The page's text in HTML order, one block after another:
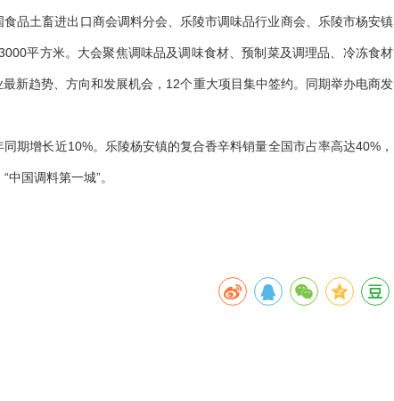
品土畜进出口商会调料分会、乐陵市调味品行业商会、乐陵市杨安镇
平方米。大会聚焦调味品及调味食材、预制菜及调理品、冷冻食材
新趋势、方向和发展机会，12个重大项目集中签约。同期举办电商发
期增长近10%。乐陵杨安镇的复合香辛料销量全国市占率高达40%，
国调料第一城”。